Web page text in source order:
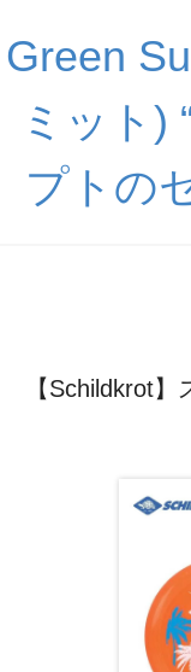
Green
ミット)
プトの
【Schildkrot